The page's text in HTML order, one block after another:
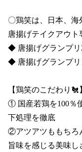
〇鶏笑は、日本、
唐揚げテイクアウト
◆ 唐揚げグランプリ
◆ 唐揚げグランプリ
【鶏笑のこだわり🐔
① 国産若鶏を100％
下処理を徹底
②アツアツももちろ
旨味を感じる美味し